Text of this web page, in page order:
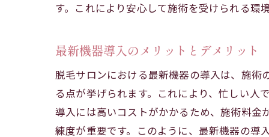
す。これにより安心して施術を受けられる環
最新機器導入のメリットとデメリット
脱毛サロンにおける最新機器の導入は、施術
る点が挙げられます。これにより、忙しい
導入には高いコストがかかるため、施術料金
練度が重要です。このように、最新機器の導